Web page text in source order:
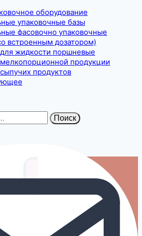
оборудование
упаковочные базы
фасовочно упаковочные
встроенным дозатором)
жидкости поршневые
продукции
продуктов
Поиск